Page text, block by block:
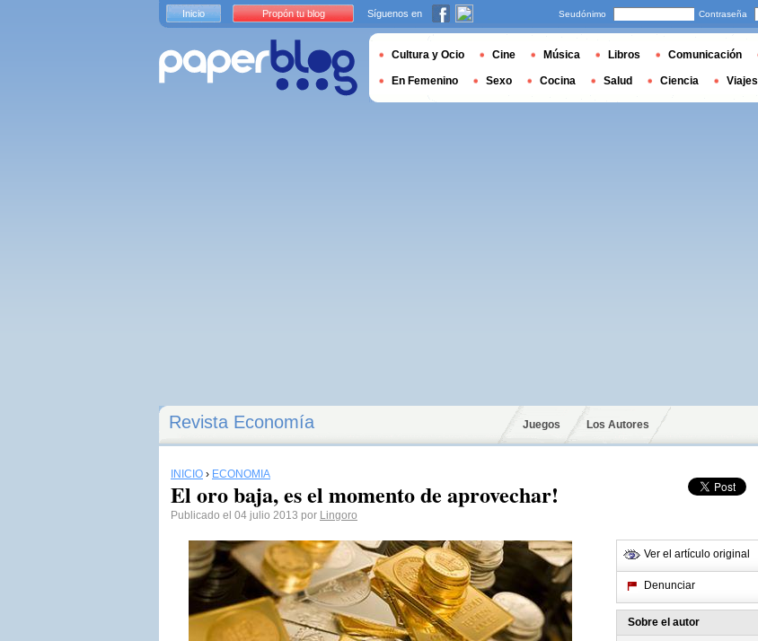
Revista Economía Juegos Los Autores
INICIO › ECONOMÍA
El oro baja, es el momento de aprovechar!
Publicado el 04 julio 2013 por Lingoro
Ver el artículo original
Denunciar
Sobre el autor
Inicio Propón tu blog Síguenos en Seudónimo Contraseña
Cultura y Ocio Cine Música Libros Comunicación
En Femenino Sexo Cocina Salud Ciencia Viajes